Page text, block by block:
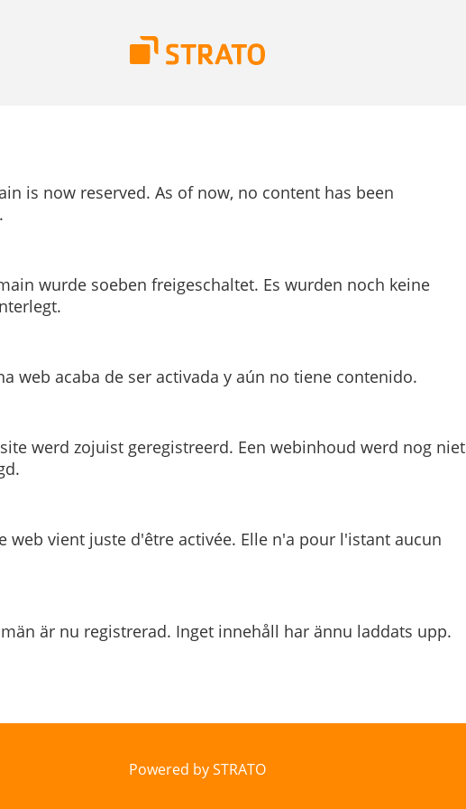
is now reserved. As of now, no content has been
wurde soeben freigeschaltet. Es wurden noch keine
web acaba de ser activada y aún no tiene contenido.
werd zojuist geregistreerd. Een webinhoud werd nog niet
web vient juste d'être activée. Elle n'a pour l'istant aucun
är nu registrerad. Inget innehåll har ännu laddats upp.
Powered by STRATO